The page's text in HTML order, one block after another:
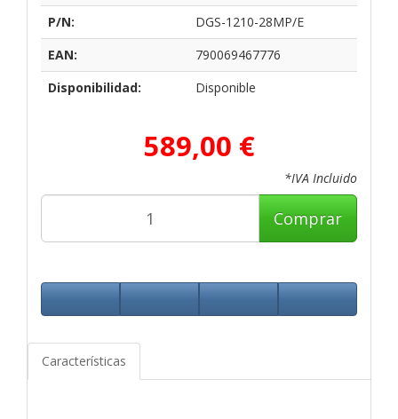
P/N:
DGS-1210-28MP/E
EAN:
790069467776
Disponibilidad:
Disponible
589,00 €
*IVA Incluido
Comprar
Características